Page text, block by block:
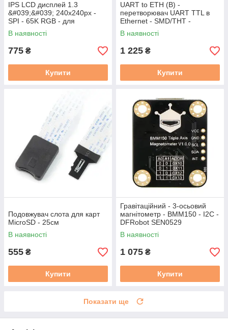
IPS LCD дисплей 1.3
&#039;&#039; 240x240px -
SPI - 65K RGB - для
Raspberry Pi Pico -
Waveshare 19650
В наявності
775 ₴
Купити
UART to ETH (B) -
перетворювач UART TTL в
Ethernet - SMD/THT -
Waveshare 24276
В наявності
1 225 ₴
Купити
Подовжувач слота для карт
MicroSD - 25см
В наявності
555 ₴
Купити
Гравітаційний - 3-осьовий
магнітометр - BMM150 - I2C -
DFRobot SEN0529
В наявності
1 075 ₴
Купити
Показати ще